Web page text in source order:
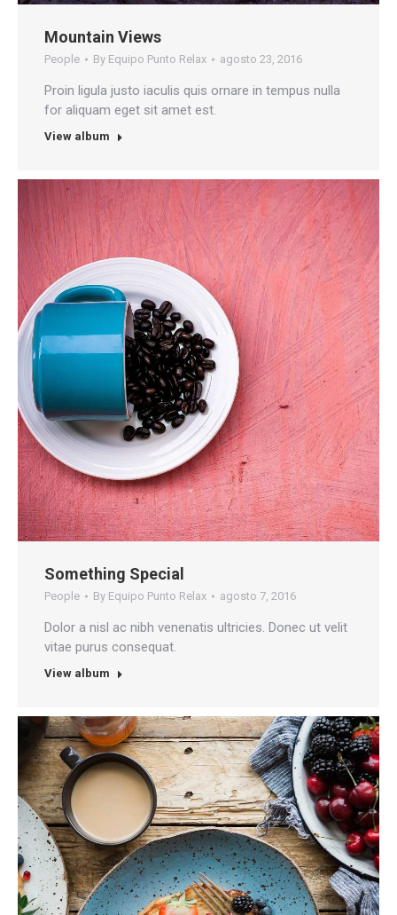
Mountain Views
People By Equipo Punto Relax agosto 23, 2016
Proin ligula justo iaculis quis ornare in tempus nulla
for aliquam eget sit amet est.
View album
Something Special
People By Equipo Punto Relax agosto 7, 2016
Dolor a nisl ac nibh venenatis ultricies. Donec ut velit
vitae purus consequat.
View album